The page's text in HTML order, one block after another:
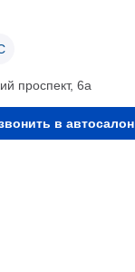
проспект, 6а
в автосалон